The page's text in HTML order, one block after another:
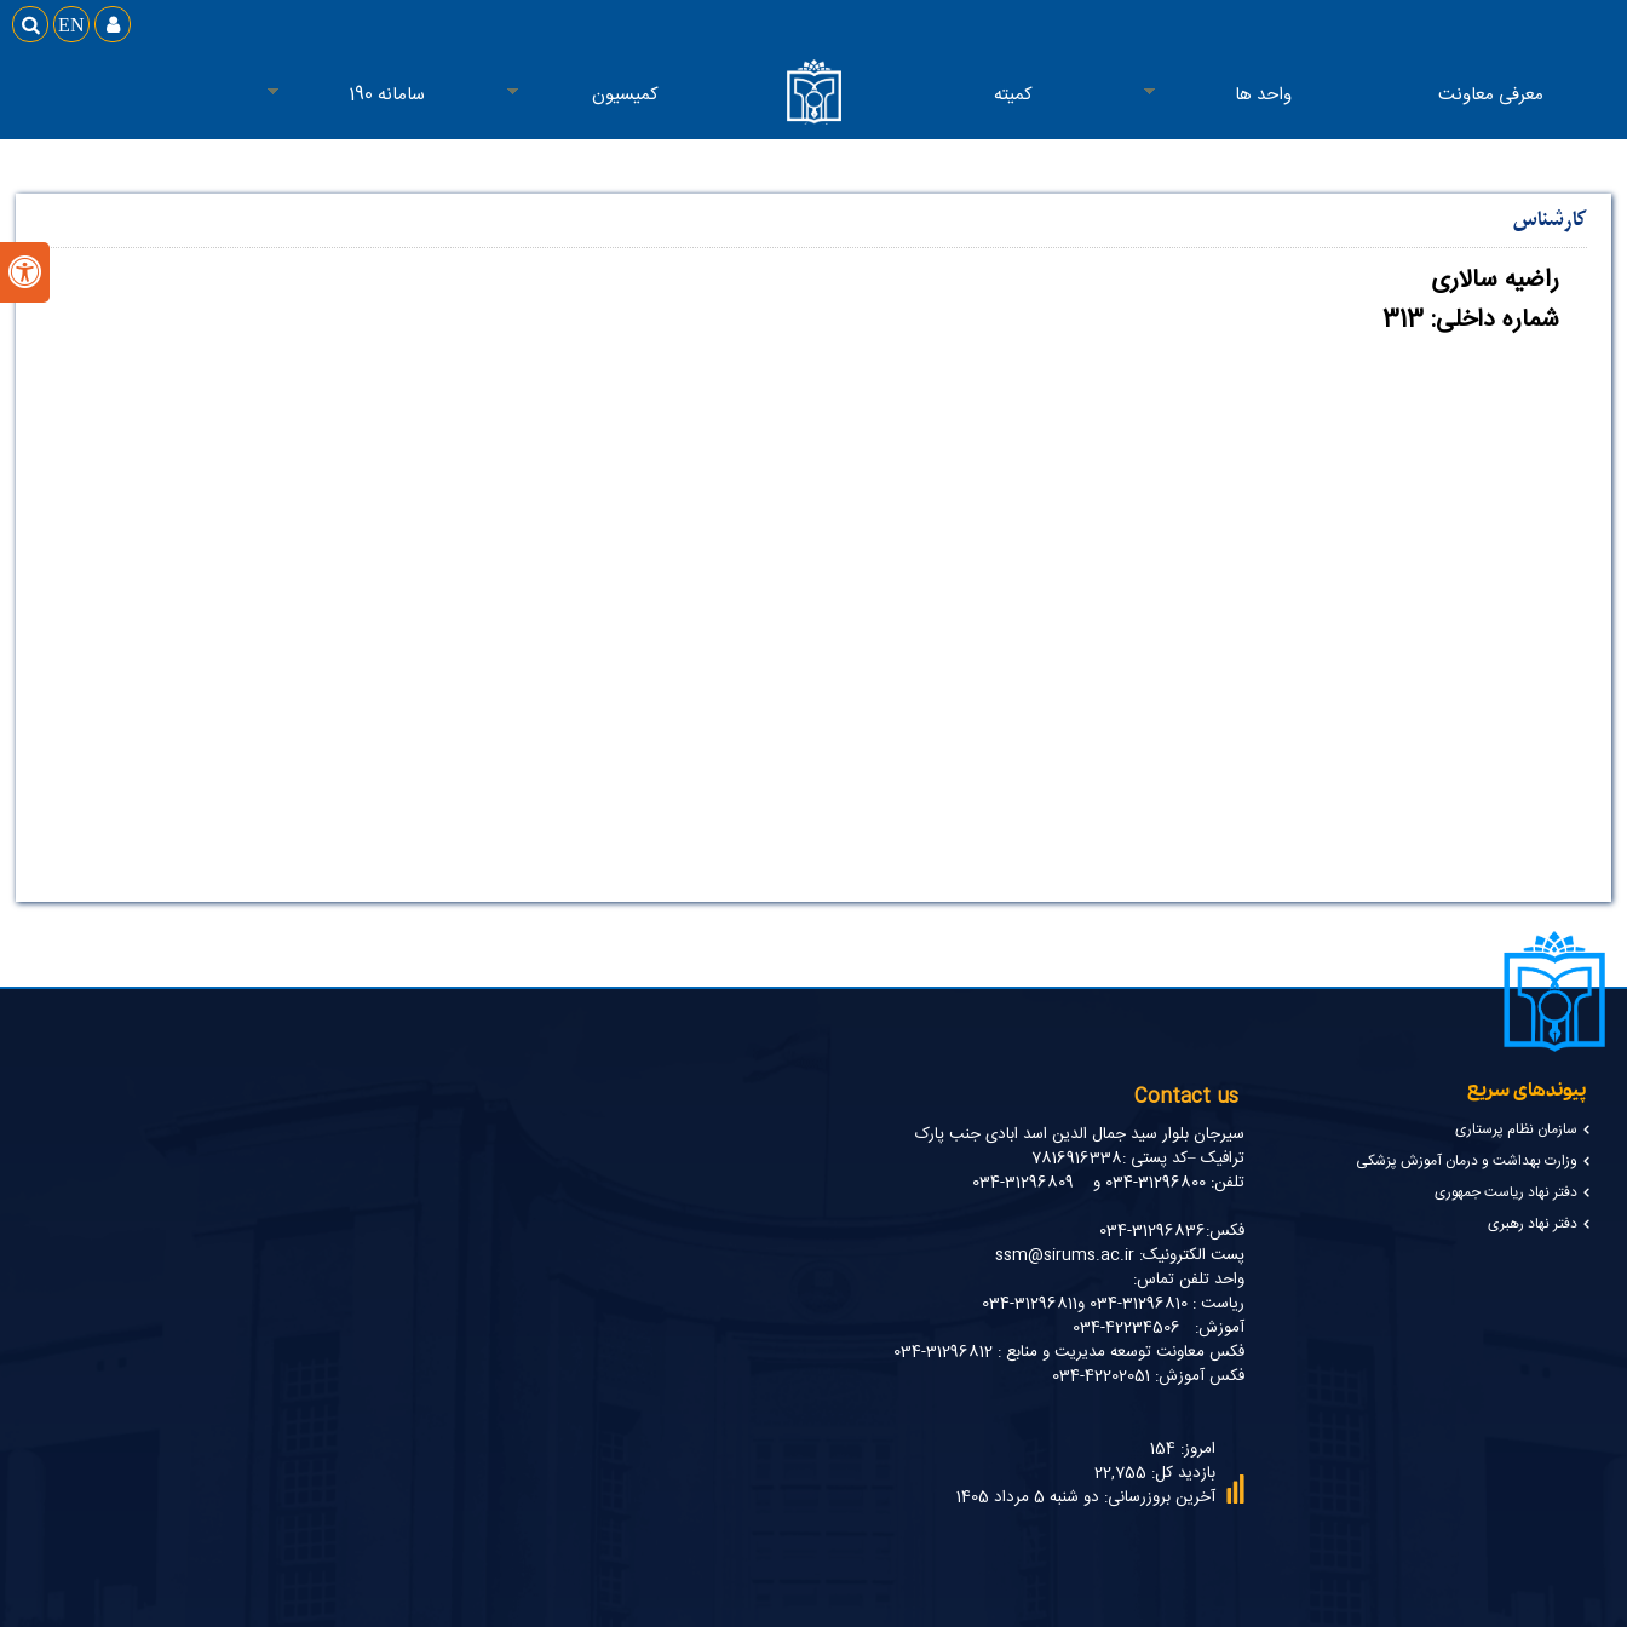
 EN 
معرفی معاونت واحد ها کمیته کمیسیون سامانه 190
کارشناس
راضیه سالاری
شماره داخلی: 313
پیوندهای سریع
سازمان نظام پرستاری
وزارت بهداشت و درمان آموزش پزشکی
دفتر نهاد ریاست جمهوری
دفتر نهاد رهبری
Contact us
سیرجان بلوار سید جمال الدین اسد ابادی جنب پارک
ترافیک –کد پستی :7816916338
تلفن: 31296800-034 و 31296809-034
فکس:31296836-034
پست الکترونیک: ssm@sirums.ac.ir
واحد تلفن تماس:
ریاست : 31296810-034 و31296811-034
آموزش: 42234506-034
فکس معاونت توسعه مدیریت و منابع : 31296812-034
فکس آموزش: 42202051-034
امروز: 154
بازدید کل: 22,755
آخرین بروزرسانی: دو شنبه 5 مرداد 1405
